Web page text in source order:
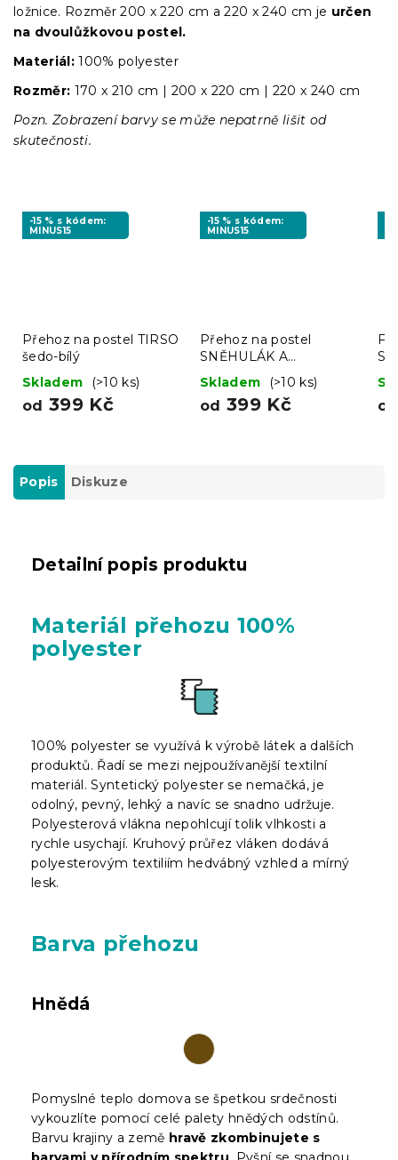
ložnice. Rozměr 200 x 220 cm a220 x 240 cm je určen
na dvoulůžkovou postel.
Materiál:100% polyester
Rozměr: 170 x 210 cm | 200 x 220 cm | 220 x 240 cm
Pozn. Zobrazení barvy se může nepatrně lišit od
skutečnosti.
-15 % s kódem:
MINUS15
Přehoz na postel TIRSO
šedo-bílý
Skladem
(>10 ks)
od 399 Kč
-15 % s kódem:
MINUS15
Přehoz na postel
SNĚHULÁK A
PERNÍČEK, zelený
Skladem (>10 ks)
od 399 Kč od
Popis Diskuze
Detailní popis produktu
Materiál přehozu 100%
polyester
100% polyester se využívá k výrobě látek a dalších
produktů. Řadí se mezi nejpoužívanější textilní
materiál. Syntetický polyester se nemačká, je
odolný, pevný, lehký a navíc se snadno udržuje.
Polyesterová vlákna nepohlcují tolik vlhkosti a
rychle usychají. Kruhový průřez vláken dodává
polyesterovým textiliím hedvábný vzhled a mírný
lesk.
Barva přehozu
Hnědá
Pomyslné teplo domova se špetkou srdečnosti
vykouzlíte pomocí celé palety hnědých odstínů.
Barvu krajiny a země hravě zkombinujete s